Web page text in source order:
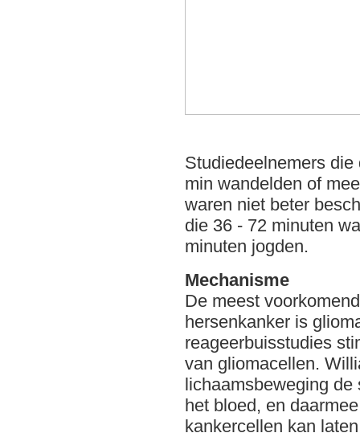
Studiedeelnemers
min wandelden of
waren niet beter
die 36 - 72 minuten
minuten jogden.
Mechanisme
De meest
hersenkanker is
reageerbuisstudies
van gliomacellen.
lichaamsbeweging
het bloed, en
kankercellen kan